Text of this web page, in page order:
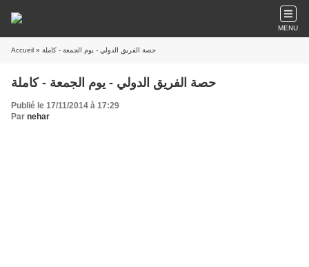
MENU
Accueil » حصة الفريق الدولي - يوم الجمعة - كاملة
حصة الفريق الدولي - يوم الجمعة - كاملة
Publié le 17/11/2014 à 17:29
Par nehar